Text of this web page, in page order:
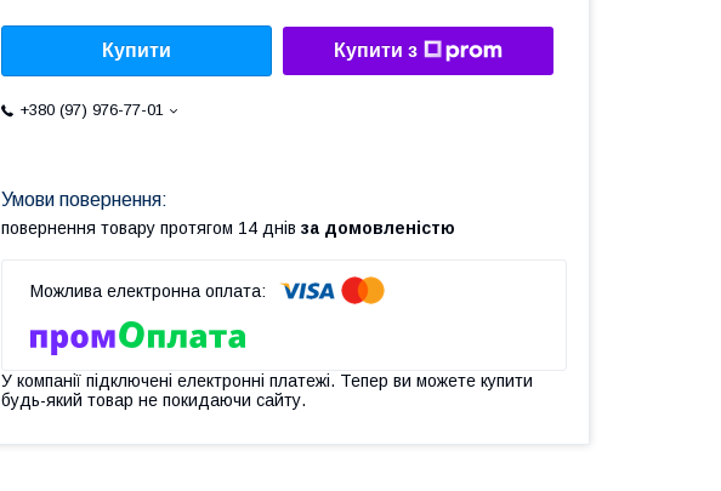
Купити Купити з
+380 (97) 976-77-01
повернення товару протягом 14 днів за домовленістю
У компанії підключені електронні платежі. Тепер ви можете купити
будь-який товар не покидаючи сайту.